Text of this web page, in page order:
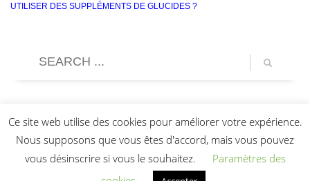
UTILISER DES SUPPLÉMENTS DE GLUCIDES ?
Ce site web utilise des cookies pour améliorer votre expérience.
Nous supposons que vous êtes d'accord, mais vous pouvez
vous désinscrire si vous le souhaitez.
Paramètres des